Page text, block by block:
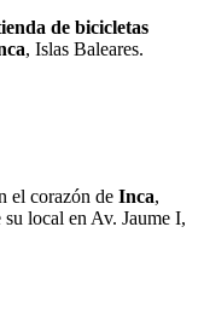
de bicicletas
, Islas Baleares.
el corazón de Inca,
local en Av. Jaume I,